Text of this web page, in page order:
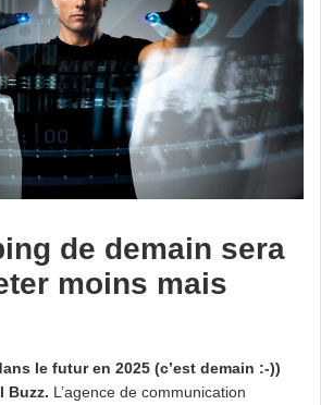
de demain sera
moins mais
le futur en 2025 (c’est demain :-))
Buzz. L’agence de communication